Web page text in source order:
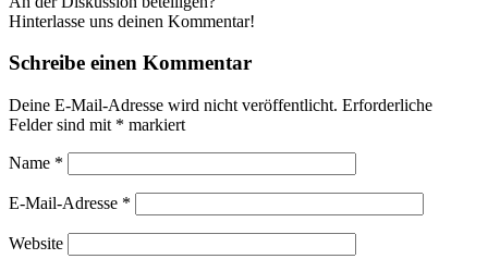
Hinterlasse uns deinen Kommentar!
Schreibe einen Kommentar
Deine E-Mail-Adresse wird nicht veröffentlicht. Erforderliche
Felder sind mit * markiert
Name *
E-Mail-Adresse *
Website